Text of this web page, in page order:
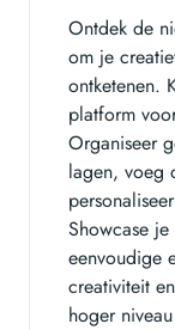
Ontdek de
om je
ontketenen.
platform
Organiseer
lagen, voeg
Showcase
eenvoudige
creativiteit
hoger